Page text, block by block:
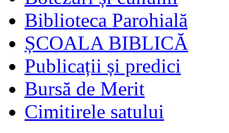
Biblioteca Parohială
ȘCOALA BIBLICĂ
Publicații și predici
Bursă de Merit
Cimitirele satului